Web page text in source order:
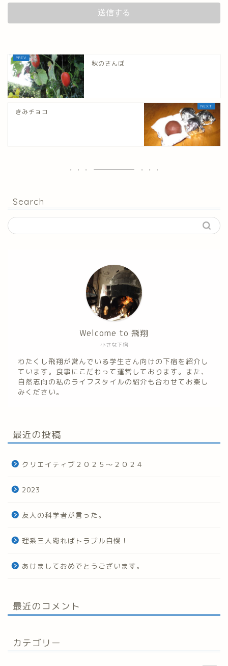
秋のさんぽ
きみチョコ
Search
小さな下宿
Welcome to 飛翔
わたくし飛翔が営んでいる学生さん向けの下宿を紹介し
ています。食事にこだわって運営しております。また、
自然志向の私のライフスタイルの紹介も合わせてお楽し
みください。
最近の投稿
クリエイティブ２０２５～２０２４
2023
友人の科学者が言った。
理系三人寄ればトラブル自慢！
あけましておめでとうございます。
最近のコメント
カテゴリー